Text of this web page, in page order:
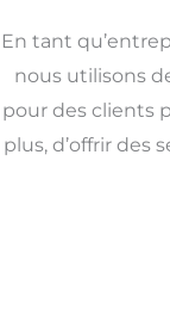
En tant
nous utilisons
pour des clients
plus, d’offrir des